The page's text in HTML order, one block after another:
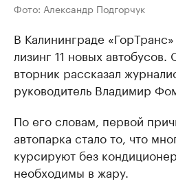
Фото: Александр Подгорчук
В Калининграде
лизинг 11 новых
вторник рассказал
руководитель Владимир
По его словам, первой
автопарка стало то, что
курсируют без
необходимы в жару.